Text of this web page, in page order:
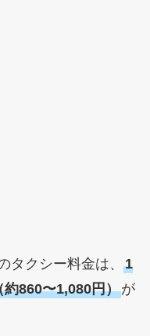
タクシー料金は、
1
860〜1,080円）が